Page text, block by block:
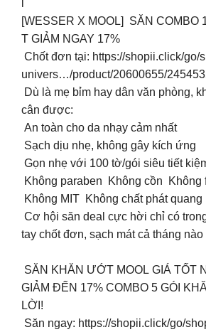
[WESSER X MOOL] SĂN COMBO
T GIẢM NGAY 17%
Chốt đơn tại: https://shopii.click/go/
univers…/product/20600655/
Dù là mẹ bỉm hay dân văn phòng,
cân được:
An toàn cho da nhạy cảm nhất
Sạch dịu nhẹ, không gây kích ứng
Gọn nhẹ với 100 tờ/gói siêu tiết
Không paraben Không cồn Không
Không MIT Không chất phát quang
Cơ hội săn deal cực hời chỉ có
tay chốt đơn, sạch mát cả tháng nào
SĂN KHĂN ƯỚT MOOL GIÁ TỐT
GIẢM ĐẾN 17% COMBO 5 GÓI
LỜI!
Săn ngay: https://shopii.click/go/